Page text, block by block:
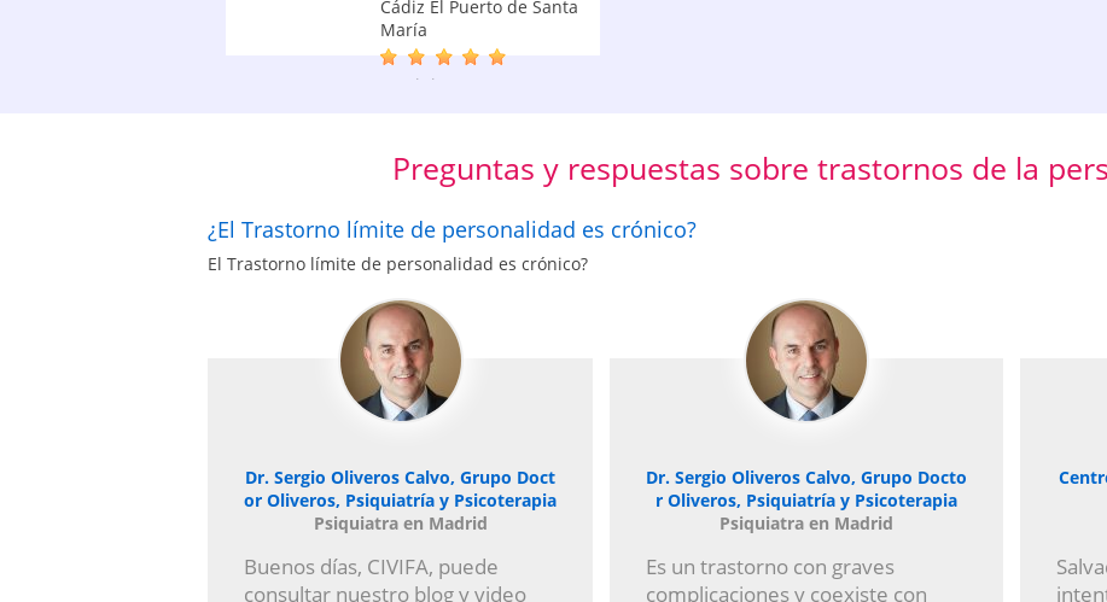
Cádiz El Puerto de Santa
María
7 opiniones
Preguntas y respuestas sobre trastornos de la
¿El Trastorno límite de personalidad es crónico?
El Trastorno límite de personalidad es crónico?
Dr. Sergio Oliveros Calvo, Grupo Doct
or Oliveros, Psiquiatría y Psicoterapia
Psiquiatra en Madrid
Buenos días, CIVIFA, puede
consultar nuestro blog y video
Dr. Sergio Oliveros Calvo, Grupo Docto
r Oliveros, Psiquiatría y Psicoterapia
Psiquiatra en Madrid
Es un trastorno con graves
complicaciones y coexiste con